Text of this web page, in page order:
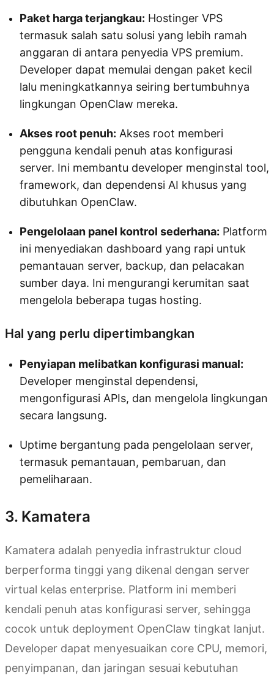
Paket harga terjangkau: Hostinger VPS
termasuk salah satu solusi yang lebih ramah
anggaran di antara penyedia VPS premium.
Developer dapat memulai dengan paket kecil
lalu meningkatkannya seiring bertumbuhnya
lingkungan OpenClaw mereka.
Akses root penuh: Akses root memberi
pengguna kendali penuh atas konfigurasi
server. Ini membantu developer menginstal tool,
framework, dan dependensi AI khusus yang
dibutuhkan OpenClaw.
Pengelolaan panel kontrol sederhana: Platform
ini menyediakan dashboard yang rapi untuk
pemantauan server, backup, dan pelacakan
sumber daya. Ini mengurangi kerumitan saat
mengelola beberapa tugas hosting.
Hal yang perlu dipertimbangkan
Penyiapan melibatkan konfigurasi manual:
Developer menginstal dependensi,
mengonfigurasi APIs, dan mengelola lingkungan
secara langsung.
Uptime bergantung pada pengelolaan server,
termasuk pemantauan, pembaruan, dan
pemeliharaan.
3. Kamatera
Kamatera adalah penyedia infrastruktur cloud
berperforma tinggi yang dikenal dengan server
virtual kelas enterprise. Platform ini memberi
kendali penuh atas konfigurasi server, sehingga
cocok untuk deployment OpenClaw tingkat lanjut.
Developer dapat menyesuaikan core CPU, memori,
penyimpanan, dan jaringan sesuai kebutuhan